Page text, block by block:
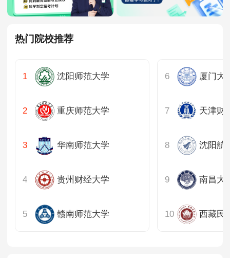
江西
山东
广东
重庆
热门院校推荐
沈阳师范大学
重庆师范大学
华南师范大学
贵州财经大学
赣南师范大学
厦门大
天津财
沈阳航
南昌大
西藏民